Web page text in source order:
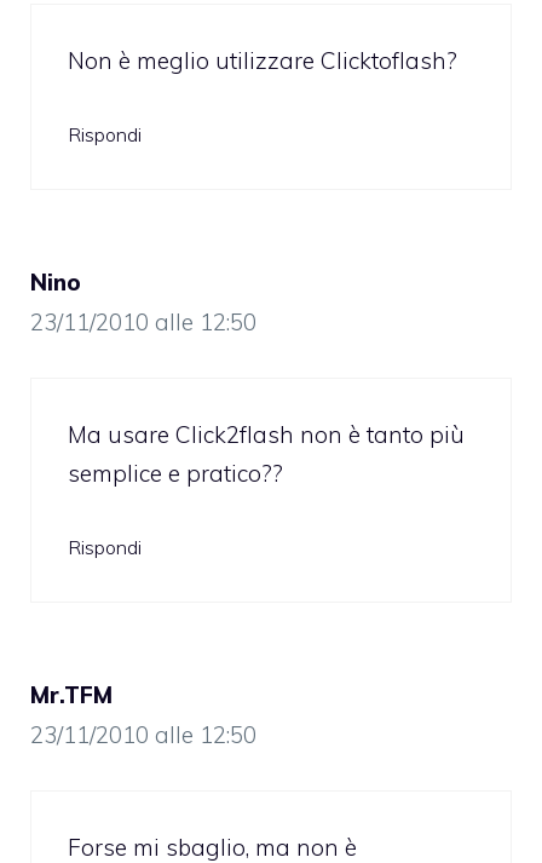
Non è meglio utilizzare Clicktoflash?
Rispondi
Nino
23/11/2010 alle 12:50
Ma usare Click2flash non è tanto più
semplice e pratico??
Rispondi
Mr.TFM
23/11/2010 alle 12:50
Forse mi sbaglio, ma non è